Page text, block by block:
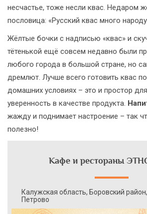
несчастье, тоже несли квас. Недаром
пословица: «Русский квас много
Жёлтые бочки с надписью «квас» и
тётенькой ещё совсем недавно были
любого города в большой стране, но
дремлют. Лучше всего готовить квас
домашних условиях – это и простор
уверенность в качестве продукта.
жажду и поднимает настроение – так
полезно!
Кафе и рестораны
Калужская область, Боровский
Петрово